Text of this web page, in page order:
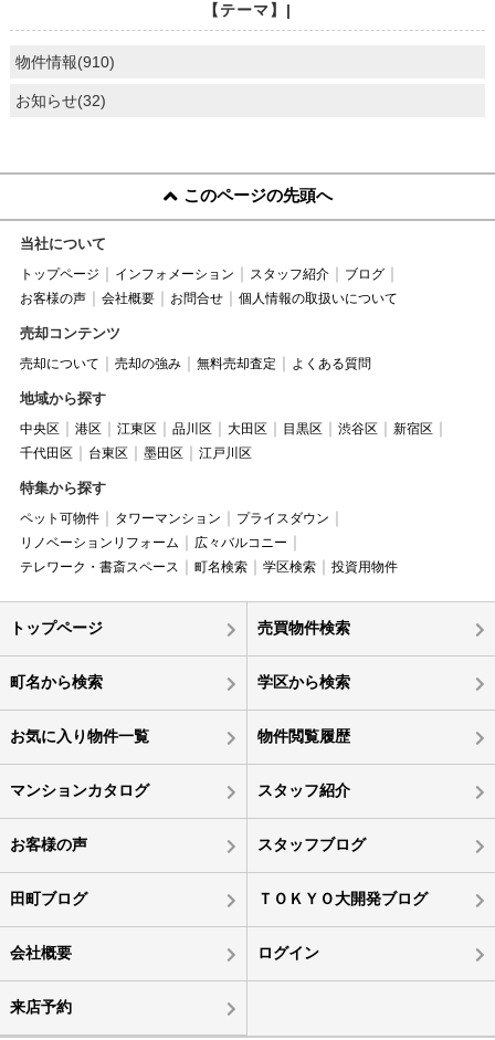
【テーマ】|
物件情報(910)
お知らせ(32)
このページの先頭へ
当社について
トップページ インフォメーション スタッフ紹介
ブログ
お客様の声
会社概要 お問合せ 個人情報の取扱いについて
売却コンテンツ
売却について 売却の強み 無料売却査定 よくある質問
地域から探す
中央区 港区 江東区 品川区 大田区 目黒区 渋谷区
新宿区
千代田区
台東区 墨田区 江戸川区
特集から探す
ペット可物件 タワーマンション
プライスダウン
リノベーションリフォーム
広々バルコニー
テレワーク・書斎スペース
町名検索 学区検索 投資用物件
トップページ 売買物件検索
町名から検索 学区から検索
お気に入り物件一覧 物件閲覧履歴
マンションカタログ スタッフ紹介
お客様の声 スタッフブログ
田町ブログ ＴＯＫＹＯ大開発ブログ
会社概要 ログイン
来店予約